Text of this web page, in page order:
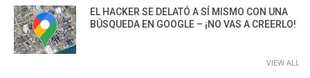
EL HACKER SE DELATÓ A SÍ MISMO CON UNA
BÚSQUEDA EN GOOGLE – ¡NO VAS A CREERLO!
VIEW ALL